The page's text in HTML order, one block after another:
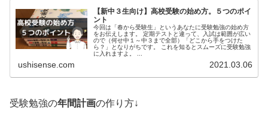
【新中３生向け】高校受験の始め方。５つのポイ
ント
今回は「春から受験生」というあなたに受験勉強の始め方
をお伝えします。 定期テストと違って、入試は範囲が広い
ので（何せ中１～中３まで全部）「どこから手をつけた
ら？」となりがちです。 これを知るとスムーズに受験勉強
に入れますよ。 ...
ushisense.com 2021.03.06
受験勉強の年間計画の作り方↓